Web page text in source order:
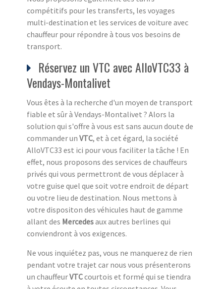
compétitifs pour les transferts, les voyages
multi-destination et les services de voiture avec
chauffeur pour répondre à tous vos besoins de
transport.
Réservez un VTC avec AlloVTC33 à
Vendays-Montalivet
Vous êtes à la recherche d'un moyen de transport
fiable et sûr à Vendays-Montalivet ? Alors la
solution qui s'offre à vous est sans aucun doute de
commander un VTC, et à cet égard, la société
AlloVTC33 est ici pour vous faciliter la tâche ! En
effet, nous proposons des services de chauffeurs
privés qui vous permettront de vous déplacer à
votre guise quel que soit votre endroit de départ
ou votre lieu de destination. Nous mettons à
votre dispositon des véhicules haut de gamme
allant des Mercedesaux autres berlines qui
conviendront à vos exigences.
Ne vous inquiétez pas, vous ne manquerez de rien
pendant votre trajet car nous vous présenterons
un chauffeurVTCcourtois et formé qui se tiendra